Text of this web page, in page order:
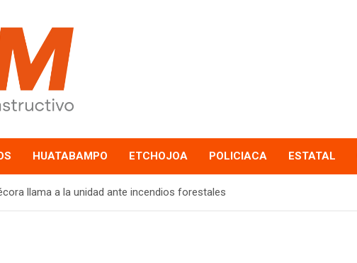
HUATABAMPO ETCHOJOA POLICIACA ESTATAL
llama a la unidad ante incendios forestales